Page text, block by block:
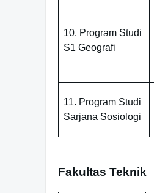
10. Program Studi
S1 Geografi
11. Program Studi
Sarjana Sosiologi
Fakultas Teknik